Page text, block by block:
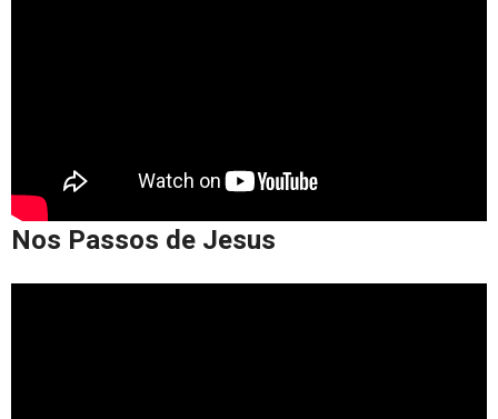
Nos Passos de Jesus